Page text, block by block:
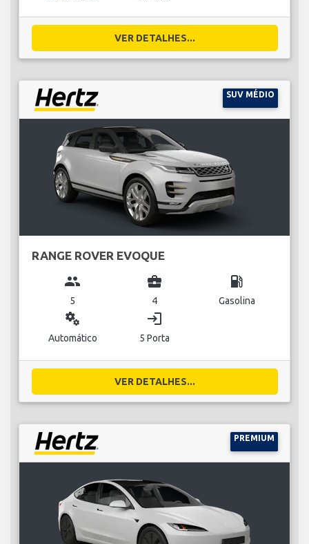
VER DETALHES...
SUV MÉDIO
RANGE ROVER EVOQUE
group
5
business_center
4
local_gas_station
Gasolina
miscellaneous_services
Automático
login
5 Porta
VER DETALHES...
PREMIUM